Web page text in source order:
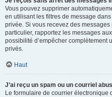
Vous pouvez supprimer
en utilisant les filtres de message
privée. Si vous recevez des messages
particulier, rapportez les messages
possibilité d’empêcher complètement
privés.
Haut
J’ai reçu un spam ou un courriel
Le formulaire de courrier électronique